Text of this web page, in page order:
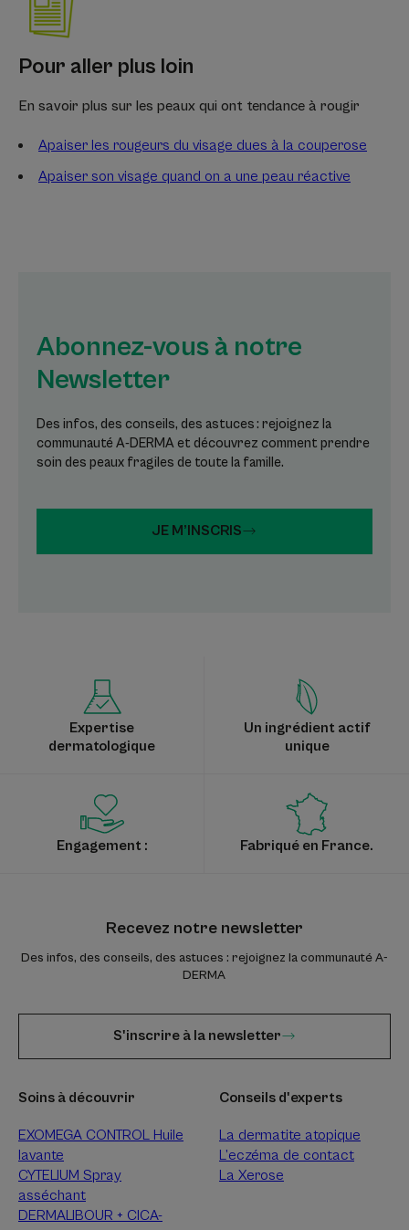
Pour aller plus loin
En savoir plus sur les peaux qui ont tendance à rougir
Apaiser les rougeurs du visage dues à la couperose
Apaiser son visage quand on a une peau réactive
Abonnez-vous à notre
Newsletter
Des infos, des conseils, des astuces : rejoignez la
communauté A-DERMA et découvrez comment prendre
soin des peaux fragiles de toute la famille.
JE M’INSCRIS
Expertise
dermatologique
Un ingrédient actif
unique
Engagement : Fabriqué en France.
Recevez notre newsletter
Des infos, des conseils, des astuces : rejoignez la communauté A-
DERMA
S'inscrire à la newsletter
Soins à découvrir
EXOMEGA CONTROL Huile
lavante
CYTELIUM Spray
asséchant
DERMALIBOUR + CICA-
Conseils d'experts
La dermatite atopique
L’eczéma de contact
La Xerose